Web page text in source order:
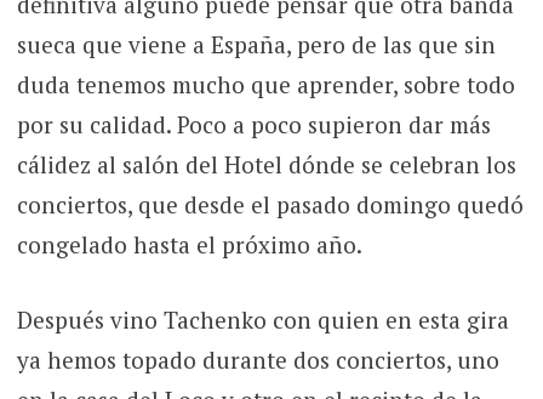
sueca que viene a España, pero de las que sin
duda tenemos mucho que aprender, sobre todo
por su calidad. Poco a poco supieron dar más
cálidez al salón del Hotel dónde se celebran los
conciertos, que desde el pasado domingo quedó
congelado hasta el próximo año.
Después vino Tachenko con quien en esta gira
ya hemos topado durante dos conciertos, uno